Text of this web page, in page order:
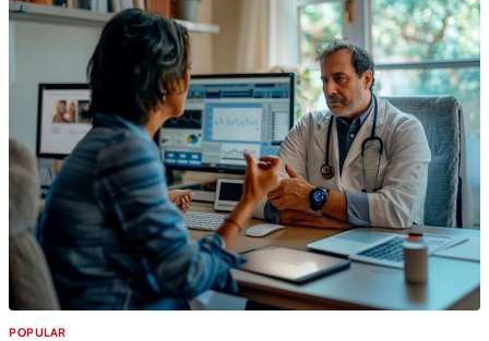
POPULAR